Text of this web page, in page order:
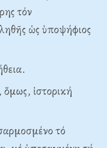
τόν
ὡς ὑποψήφιος
ὅμως, ἱστορική
τό